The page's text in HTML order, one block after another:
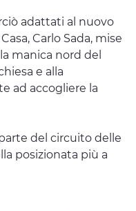
adattati al nuovo
Carlo Sada, mise
manica nord del
e alla
ad accogliere la
del circuito delle
posizionata più a